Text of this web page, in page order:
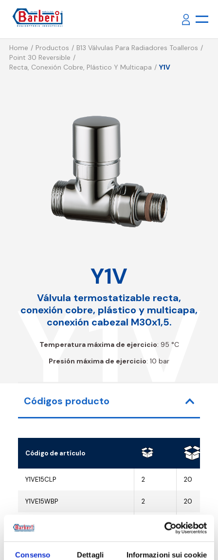
Consenso Dettagli Informazioni sui cookie
Home Productos
B13 Válvulas Para Radiadores Toalleros
Point 30 Reversible
Recta, Conexión Cobre, Plástico Y Multicapa
Y1V
Y1V
Y1V
Válvula termostatizable recta,
conexión cobre, plástico y multicapa,
conexión cabezal M30x1,5.
Temperatura máxima de ejercicio: 95 °C
Presión máxima de ejercicio: 10 bar
Códigos producto
Código de artículo
Y1VE15CLP 2 20
Y1VE15WBP 2 20
Y1VE15BMP 20